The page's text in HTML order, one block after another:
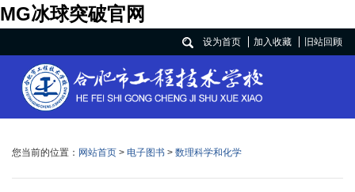
MG冰球突破官网
设为首页 加入收藏 旧站回顾
您当前的位置： 网站首页 > 电子图书 > 数理科学和化学